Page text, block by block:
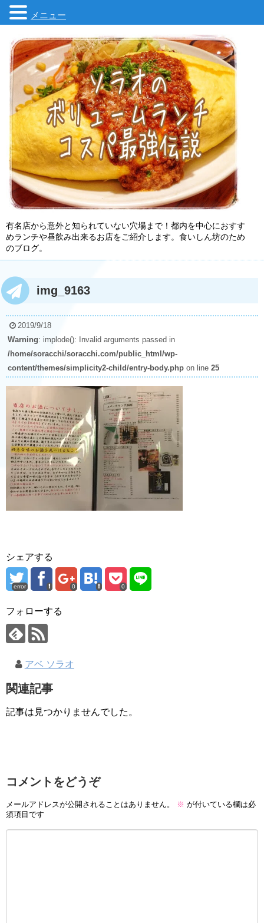
有名店から意外と知られていない穴場まで！都内を中心におすす
めランチや昼飲み出来るお店をご紹介します。食いしん坊のため
のブログ。
img_9163
2019/9/18
Warning: implode(): Invalid arguments passed in
/home/soracchi/soracchi.com/public_html/wp-
content/themes/simplicity2-child/entry-body.php on line 25
シェアする
error 0 0
フォローする
アベ ソラオ
関連記事
記事は見つかりませんでした。
コメントをどうぞ
メールアドレスが公開されることはありません。 ※ が付いている欄は必
須項目です
メニュー